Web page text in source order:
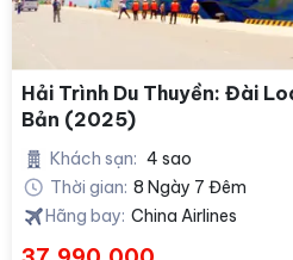
Hải Trình Du Thuyền: Đài
Bản (2025)
Khách sạn: 4 sao
Thời gian: 8 Ngày 7 Đêm
Hãng bay: China Airlines